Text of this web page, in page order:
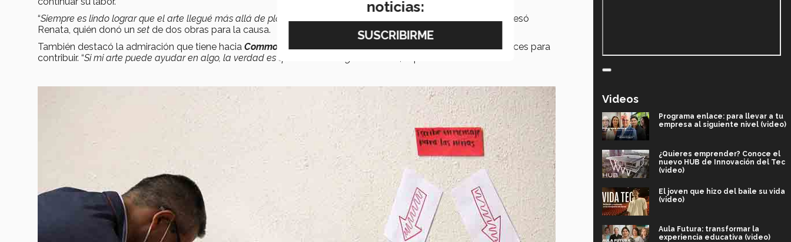
“Siempre es lindo lograr que el arte llegué más allá de plasmar una idea y que también ayude a los demás”, expresó
Renata, quién donó unset de dos obras para la causa.
También destacó la admiración que tiene hacia Common Future Education, razón por lo cual no lo pensó 2 veces para
contribuir. “Si mi arte puede ayudar en algo, la verdad es que con mucho gusto lo hice
Videos
Programa enlace: para llevar a tu
empresa al siguiente nivel (video)
¿Quieres emprender? Conoce el
nuevo HUB de Innovación del Tec
(video)
El joven que hizo del baile su vida
(video)
Aula Futura: transformar la
experiencia educativa (video)
noticias: